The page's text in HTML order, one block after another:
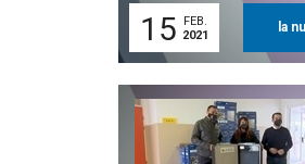
15
FEB.
2021
la